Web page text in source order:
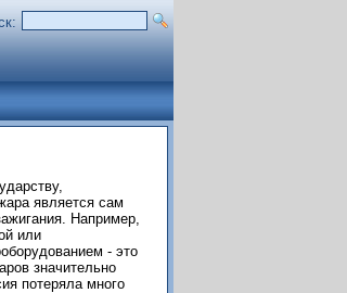
является сам
Например,
или
- это
значительно
потеряла много